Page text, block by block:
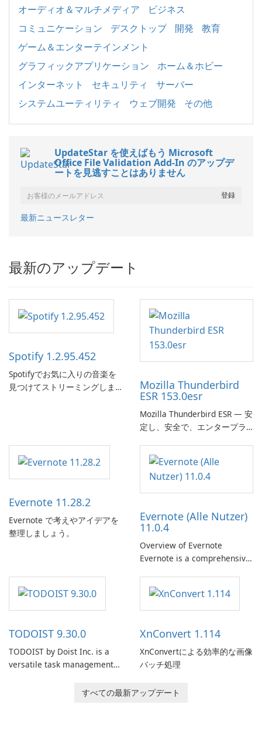
オーディオ＆マルチメディア
ビジネス
コミュニケーション
デスクトップ 開発
教育
ゲーム＆エンターテインメント
グラフィックアプリケーション
ホーム＆ホビー
インターネット
セキュリティ
サーバー
システムユーティリティ
ウェブ開発 その他
UpdateStar を使えばもう Microsoft
Office File Validation Add-In のアップデ
ートを見逃すことはありません
最新ニュースレター
最新のアップデート
Spotify 1.2.95.452
Spotifyでお気に入りの音楽を
見つけてストリーミングしま
Mozilla Thunderbird
ESR 153.0esr
Mozilla Thunderbird ESR — 安
定し、安全で、エンタープラ
Evernote 11.28.2
Evernote で考えやアイデアを
整理しましょう。
Evernote (Alle Nutzer)
11.0.4
Overview of Evernote
Evernote is a comprehensive
software designed to help
users capture, organize, and
access information across
TODOIST 9.30.0
TODOIST by Doist Inc. is a
versatile task management
individuals and teams
XnConvert 1.114
XnConvertによる効率的な画像
バッチ処理
すべての最新アップデート